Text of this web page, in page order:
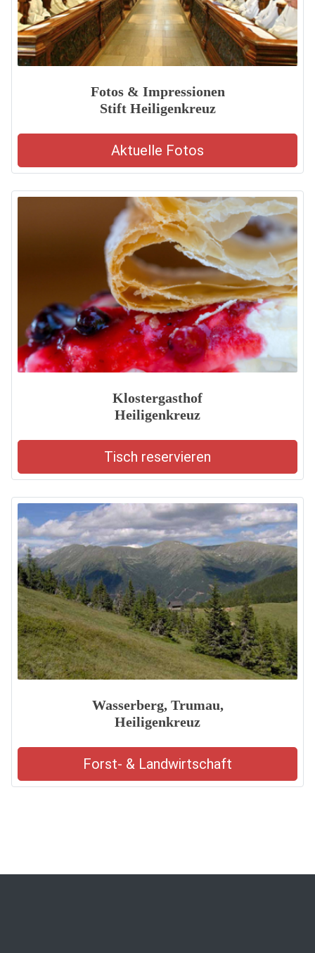
Fotos & Impressionen
Stift Heiligenkreuz
Aktuelle Fotos
Klostergasthof
Heiligenkreuz
Tisch reservieren
Wasserberg, Trumau,
Heiligenkreuz
Forst- & Landwirtschaft